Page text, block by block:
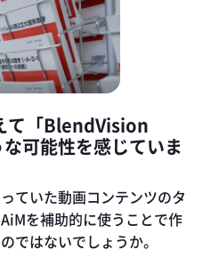
て「BlendVision
可能性を感じていま
ていた動画コンテンツのタ
を補助的に使うことで作
ではないでしょうか。